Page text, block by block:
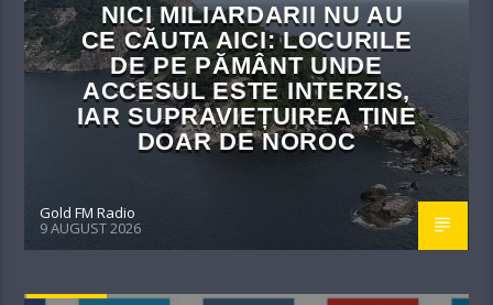
NICI MILIARDARII NU AU
CE CĂUTA AICI: LOCURILE
DE PE PĂMÂNT UNDE
ACCESUL ESTE INTERZIS,
IAR SUPRAVIEȚUIREA ȚINE
DOAR DE NOROC
Gold FM Radio
9 AUGUST 2026